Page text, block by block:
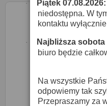
· Piątek 07.08.2026:
niedostępna. W
kontaktu
· Najbliższa sobota
biuro będzie
Na wszystkie
odpowiemy tak
Przepraszamy za